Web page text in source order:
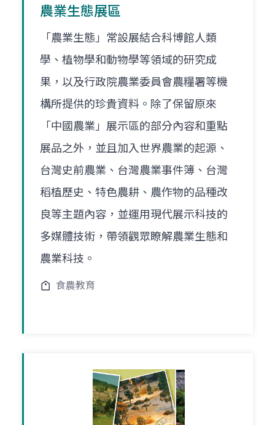
農業生態展區
「農業生態」常設展結合科博館人類
學、植物學和動物學等領域的研究成
果，以及行政院農業委員會農糧署等機
構所提供的珍貴資料。除了保留原來
「中國農業」展示區的部分內容和重點
展品之外，並且加入世界農業的起源、
台灣史前農業、台灣農業事件簿、台灣
稻植歷史、特色農耕、農作物的品種改
良等主題內容，並運用現代展示科技的
多媒體技術，帶領觀眾瞭解農業生態和
農業科技。
食農教育